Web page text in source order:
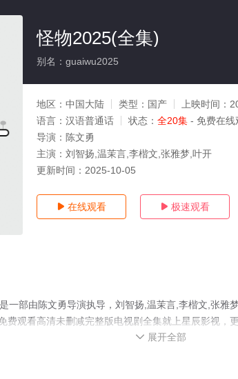
怪物2025(全集)
别名：guaiwu2025
地区： 中国大陆 类型： 国产 上映时间：
语言： 汉语普通话 状态： 全20集 - 免费在线
导演： 陈文勇
主演： 刘智扬,温茉言,李楷文,张雅梦,叶开
更新时间： 2025-10-05
 在线观看  极速观看
一部由陈文勇导演执导，刘智扬,温茉言,李楷文,张雅
费观看高清未删减完整版电视剧全集就上星辰影视，
 展开全部